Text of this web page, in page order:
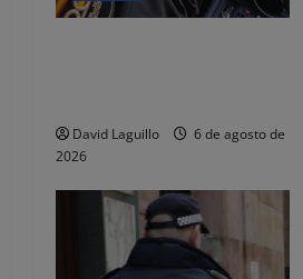
David Laguillo
6 de agosto de
2026